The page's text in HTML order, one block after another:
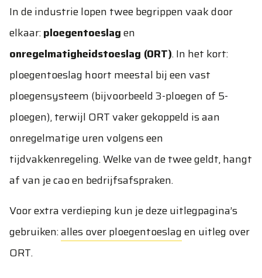
In de industrie lopen twee begrippen vaak door
elkaar:ploegentoeslagen
onregelmatigheidstoeslag (ORT). In het kort:
ploegentoeslag hoort meestal bij een vast
ploegensysteem (bijvoorbeeld 3-ploegen of 5-
ploegen), terwijl ORT vaker gekoppeld is aan
onregelmatige uren volgens een
tijdvakkenregeling. Welke van de twee geldt, hangt
af van je cao en bedrijfsafspraken.
Voor extra verdieping kun je deze uitlegpagina’s
gebruiken:alles over ploegentoeslagen uitleg over
ORT.